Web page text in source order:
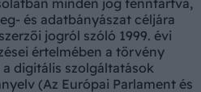
minden jog fenntartva,
és adatbányászat céljára
jogról szóló 1999. évi
értelmében a törvény
a digitális szolgáltatások
(Az Európai Parlament és